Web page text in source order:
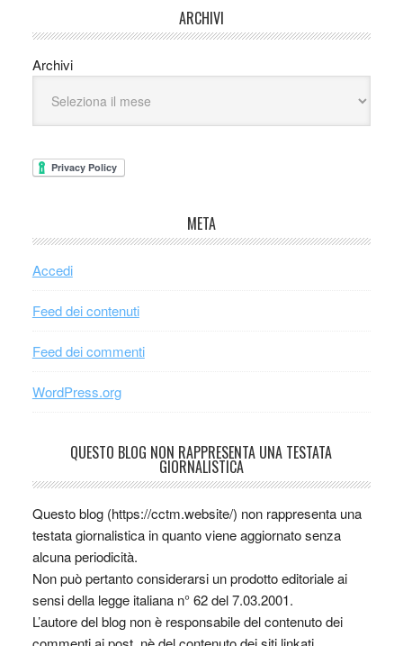
ARCHIVI
Archivi
META
Accedi
Feed dei contenuti
Feed dei commenti
WordPress.org
QUESTO BLOG NON RAPPRESENTA UNA TESTATA
GIORNALISTICA
Questo blog (https://cctm.website/) non rappresenta una
testata giornalistica in quanto viene aggiornato senza
alcuna periodicità.
Non può pertanto considerarsi un prodotto editoriale ai
sensi della legge italiana n° 62 del 7.03.2001.
L’autore del blog non è responsabile del contenuto dei